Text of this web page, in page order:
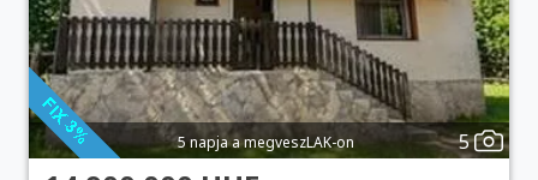
5 napja a megveszLAK-on 5